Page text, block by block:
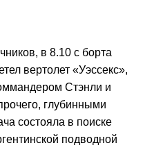
в 8.10 с борта
вертолет «Уэссекс»,
Стэнли и
глубинными
состояла в поиске
подводной